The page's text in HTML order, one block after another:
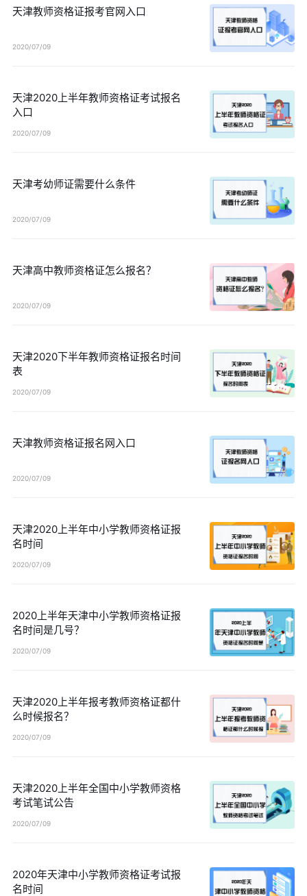
天津教师资格证报考官网入口
2020/07/09
天津2020上半年教师资格证考试报名
入口
2020/07/09
天津考幼师证需要什么条件
2020/07/09
天津高中教师资格证怎么报名？
2020/07/09
天津2020下半年教师资格证报名时间
表
2020/07/09
天津教师资格证报名网入口
2020/07/09
天津2020上半年中小学教师资格证报
名时间
2020/07/09
2020上半年天津中小学教师资格证报
名时间是几号？
2020/07/09
天津2020上半年报考教师资格证都什
么时候报名？
2020/07/09
天津2020上半年全国中小学教师资格
考试笔试公告
2020/07/09
2020年天津中小学教师资格证考试报
名时间